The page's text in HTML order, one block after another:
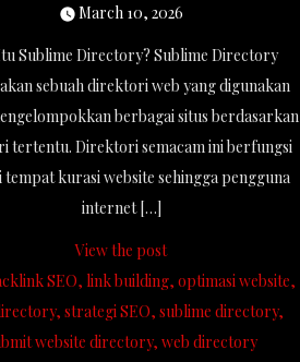
March 10, 2026
Sublime Directory? Sublime Directory
sebuah direktori web yang digunakan
berbagai situs berdasarkan
tertentu. Direktori semacam ini berfungsi
tempat kurasi website sehingga pengguna
internet […]
View the post
SEO link building optimasi website
strategi SEO sublime directory
website directory web directory